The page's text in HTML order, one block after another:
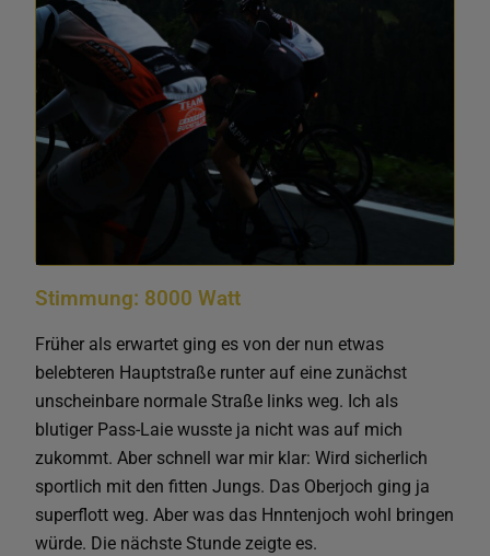
Stimmung: 8000 Watt
Früher als erwartet ging es von der nun etwas
belebteren Hauptstraße runter auf eine zunächst
unscheinbare normale Straße links weg. Ich als
blutiger Pass-Laie wusste ja nicht was auf mich
zukommt. Aber schnell war mir klar: Wird sicherlich
sportlich mit den fitten Jungs. Das Oberjoch ging ja
superflott weg. Aber was das Hnntenjoch wohl bringen
würde. Die nächste Stunde zeigte es.